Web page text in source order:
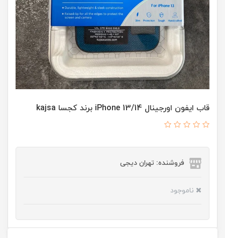
قاب ایفون اورجینال iPhone 13/14 برند کجسا kajsa
فروشنده: تهران دیجی
ناموجود